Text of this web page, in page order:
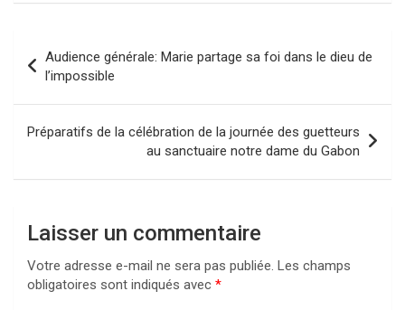
de
l’article
Audience générale: Marie partage sa foi dans le dieu de
l’impossible
Préparatifs de la célébration de la journée des guetteurs
au sanctuaire notre dame du Gabon
Laisser un commentaire
Votre adresse e-mail ne sera pas publiée. Les champs
obligatoires sont indiqués avec *